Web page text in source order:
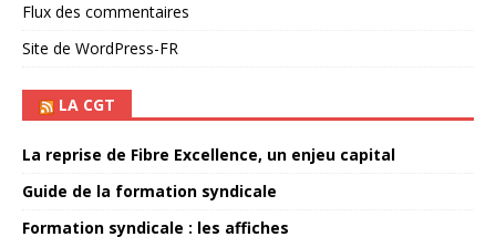
Flux des commentaires
Site de WordPress-FR
LA CGT
La reprise de Fibre Excellence, un enjeu capital
Guide de la formation syndicale
Formation syndicale : les affiches